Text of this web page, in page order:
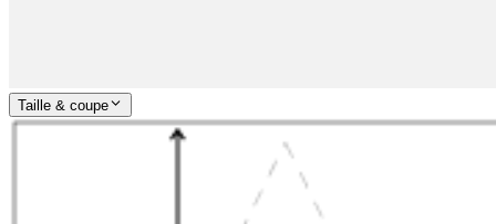
Taille & coupe